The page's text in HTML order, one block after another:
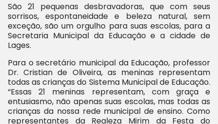
São 21 pequenas desbravadoras, que com seus
sorrisos, espontaneidade e beleza natural, sem
exceção, são um orgulho para suas escolas, para a
Secretaria Municipal da Educação e a cidade de
Lages.
Para o secretário municipal da Educação, professor
Dr. Cristian de Oliveira, as meninas representam
todas as crianças do Sistema Municipal de Educação.
“Essas 21 meninas representam, com graça e
entusiasmo, não apenas suas escolas, mas todas as
crianças da nossa rede municipal de ensino. Como
representantes da Realeza Mirim da Festa do